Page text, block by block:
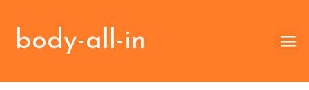
body-all-in
Zertifiziert durch DGUV –
Kennziffer 8.1292